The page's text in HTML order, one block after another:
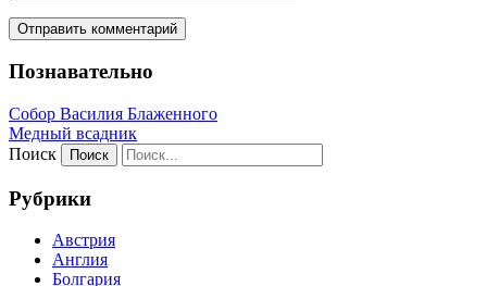
Познавательно
Собор Василия Блаженного
Медный всадник
Поиск
Рубрики
Австрия
Англия
Болгария